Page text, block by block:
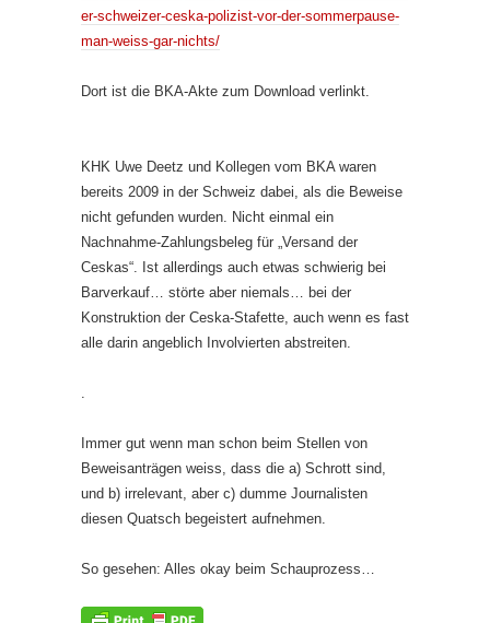
er-schweizer-ceska-polizist-vor-der-sommerpause-
man-weiss-gar-nichts/
Dort ist die BKA-Akte zum Download verlinkt.
KHK Uwe Deetz und Kollegen vom BKA waren
bereits 2009 in der Schweiz dabei, als die Beweise
nicht gefunden wurden. Nicht einmal ein
Nachnahme-Zahlungsbeleg für „Versand der
Ceskas“. Ist allerdings auch etwas schwierig bei
Barverkauf… störte aber niemals… bei der
Konstruktion der Ceska-Stafette, auch wenn es fast
alle darin angeblich Involvierten abstreiten.
Immer gut wenn man schon beim Stellen von
Beweisanträgen weiss, dass die a) Schrott sind,
und b) irrelevant, aber c) dumme Journalisten
diesen Quatsch begeistert aufnehmen.
So gesehen: Alles okay beim Schauprozess…